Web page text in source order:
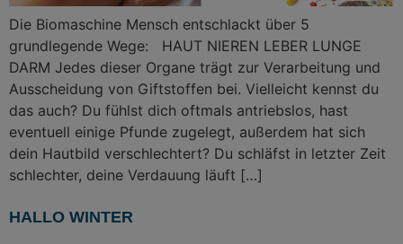
Die Biomaschine Mensch entschlackt über 5
grundlegende Wege: HAUT NIEREN LEBER LUNGE
DARM Jedes dieser Organe trägt zur Verarbeitung und
Ausscheidung von Giftstoffen bei. Vielleicht kennst du
das auch? Du fühlst dich oftmals antriebslos, hast
eventuell einige Pfunde zugelegt, außerdem hat sich
dein Hautbild verschlechtert? Du schläfst in letzter Zeit
schlechter, deine Verdauung läuft […]
HALLO WINTER